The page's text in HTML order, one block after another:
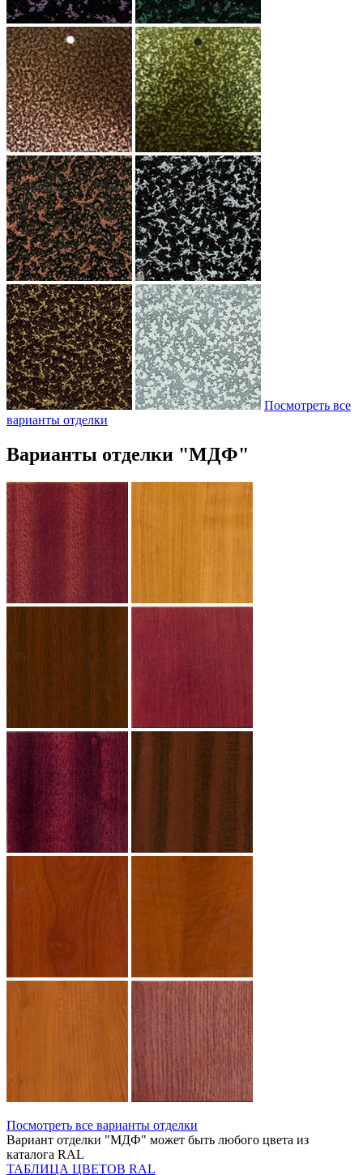
Посмотреть все
варианты отделки
Варианты отделки "МДФ"
Посмотреть все варианты отделки
Вариант отделки "МДФ" может быть любого цвета из
каталога RAL
ТАБЛИЦА ЦВЕТОВ RAL